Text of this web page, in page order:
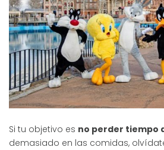
Si tu objetivo es no perder tiempo
demasiado en las comidas,